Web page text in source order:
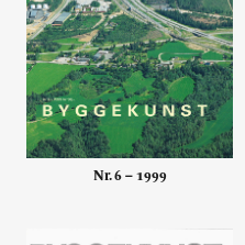
Nr. 6 – 1999